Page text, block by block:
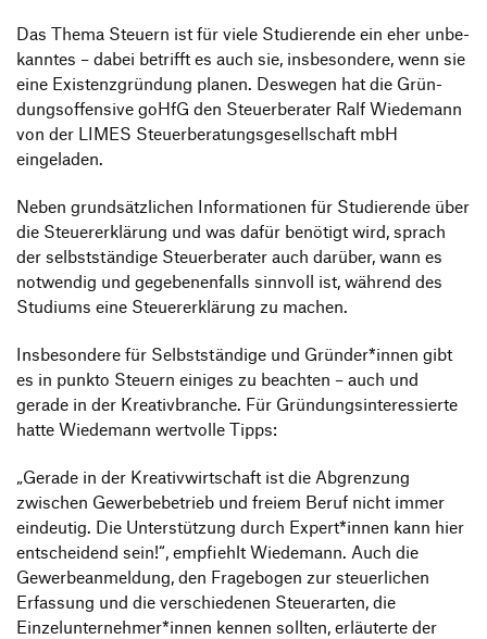
HfG-Network
Downloads
Das Thema Steuern ist für viele Studie­rende ein eher unbe­
kanntes – dabei betrifft es auch sie, insbe­son­dere, wenn sie
eine Exis­tenz­grün­dung planen. Deswegen hat die Grün­
dungs­of­fen­sive goHfG den Steu­er­be­rater Ralf Wiedemann
von der LIMES Steu­er­be­ra­tungs­ge­sell­schaft mbH
eingeladen.
Neben grund­sätz­li­chen Infor­ma­tionen für Studie­rende über
die Steu­er­erklä­rung und was dafür benö­tigt wird, sprach
der selbst­stän­dige Steu­er­be­rater auch darüber, wann es
notwendig und gege­be­nen­falls sinn­voll ist, während des
Studiums eine Steu­er­erklä­rung zu machen.
Insbe­son­dere für Selbst­stän­dige und Gründer*innen gibt
es in punkto Steuern einiges zu beachten – auch und
gerade in der Krea­tiv­branche. Für Grün­dungs­in­ter­es­sierte
hatte Wiedemann wert­volle Tipps:
Gerade in der Krea­tiv­wirt­schaft ist die Abgren­zung
zwischen Gewer­be­be­trieb und freiem Beruf nicht immer
eindeutig. Die Unter­stüt­zung durch Expert*innen kann hier
entschei­dend sein!“, empfiehlt Wiedemann. Auch die
Gewer­be­an­mel­dung, den Frage­bogen zur steu­er­li­chen
Erfas­sung und die verschie­denen Steu­er­arten, die
Einzelunternehmer*innen kennen sollten, erläu­terte der